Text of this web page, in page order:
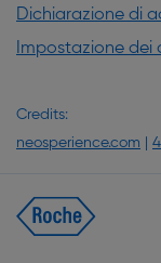
Dichiarazione di
Impostazione dei
Credits:
neosperience.com